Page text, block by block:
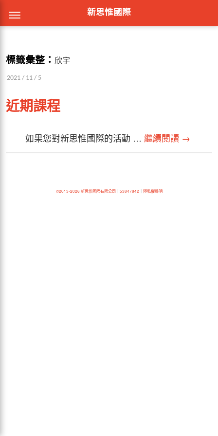
新思惟國際
標籤彙整： 欣宇
2021 / 11 / 5
近期課程
如果您對新思惟國際的活動 … 繼續閱讀 →
©2013-2026 新思惟國際有限公司｜ 53847842 ｜ 隱私權聲明